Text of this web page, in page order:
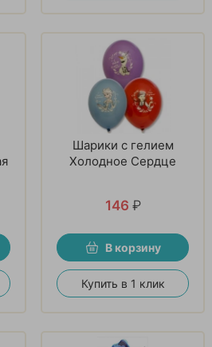
Шарики с гелием
Холодное Сердце
146 ₽
В корзину
Купить в 1 клик